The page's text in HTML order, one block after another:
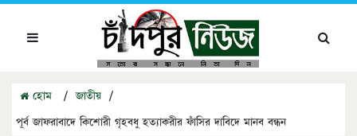
হোম / জাতীয় /
পূর্ব জাফরাবাদে কিশোরী গৃহবধু হত্যাকরীর ফাঁসির দাবিদে মানব বন্ধন